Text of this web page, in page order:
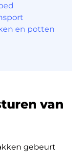
en potten
van
gebeurt